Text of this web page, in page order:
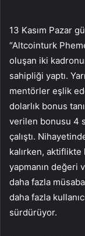
13 Kasım Pazar
“Altcointurk
oluşan iki
sahipliği yaptı.
mentörler eşlik
dolarlık bonus
verilen bonusu 4
çalıştı.
kalırken, aktiflikte
yapmanın değeri
daha fazla
daha fazla
sürdürüyor.